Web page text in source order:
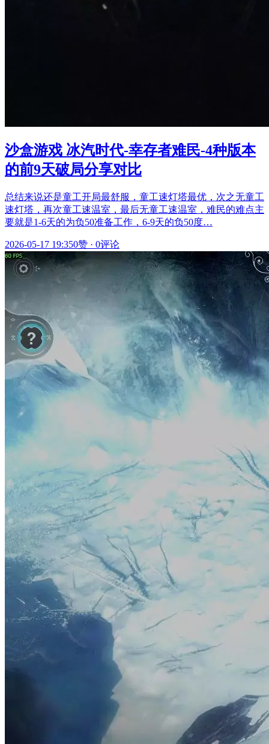
沙盒游戏 冰汽时代-幸存者难民-4种版本
的前9天破局分享对比
总结来说还是童工开局最舒服，童工速灯塔最优，次之无童工
速灯塔，再次童工速温室，最后无童工速温室，难民的难点主
要就是1-6天的为负50准备工作，6-9天的负50度…
2026-05-17 19:350赞 · 0评论